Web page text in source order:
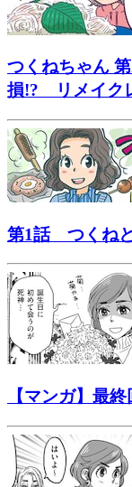
つくねちゃん
損!? リメイク
第1話 つくね
【マンガ】最